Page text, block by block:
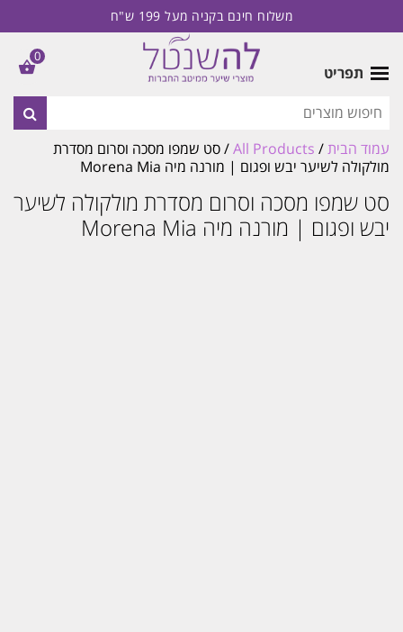
משלוח חינם בקניה מעל 199 ש"ח
תפריט
עמוד הבית/
All Products/ סט שמפו מסכה וסרום מסדרת
מולקולה לשיער יבש ופגום | מורנה מיה Morena Mia
סט שמפו מסכה וסרום מסדרת מולקולה לשיער
יבש ופגום | מורנה מיה Morena Mia
0